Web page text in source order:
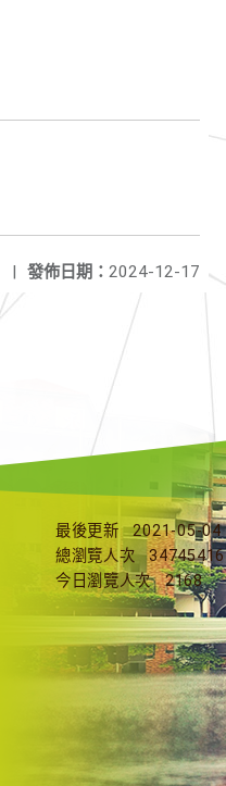
發佈日期： 2024-12-17
|
最後更新
2021-05-04
總瀏覽人次
34745416
今日瀏覽人次
2168